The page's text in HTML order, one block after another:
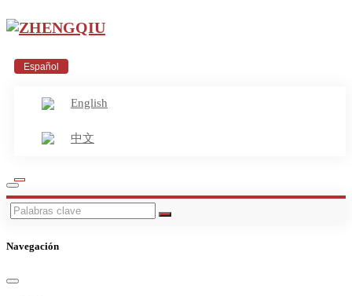
Español
English
中文
Navegación